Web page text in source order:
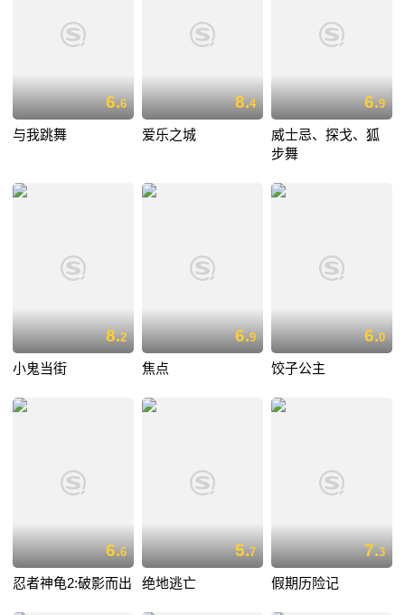
6.6
与我跳舞
8.4
爱乐之城
6.9
威士忌、探戈、狐
步舞
8.2
小鬼当街
6.9
焦点
6.0
饺子公主
6.6
忍者神龟2:破影而出
5.7
绝地逃亡
7.3
假期历险记